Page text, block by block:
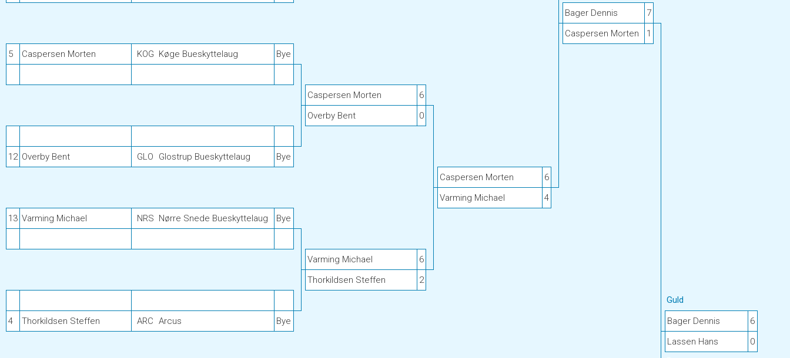
Bager Dennis
7
Caspersen Morten
1
5
Caspersen Morten KOG Køge Bueskyttelaug Bye
Caspersen Morten
6
Overby Bent
0
12 Overby Bent GLO Glostrup Bueskyttelaug
Bye
Caspersen Morten
6
Varming Michael
4
13 Varming Michael NRS Nørre Snede Bueskyttelaug Bye
Varming Michael
6
Thorkildsen Steffen
2
Guld
4
Thorkildsen Steffen ARC Arcus Bye Bager Dennis
6
Lassen Hans
0